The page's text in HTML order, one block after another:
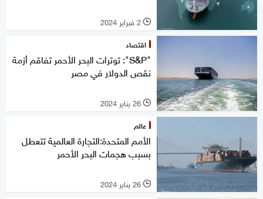
l 2 فبراير 2024
اقتصاد
"S&P": توترات البحر الأحمر تفاقم أزمة
نقص الدولار في مصر
l 26 يناير 2024
عالم
الأمم المتحدة:التجارة العالمية تتعطل
بسبب هجمات البحر الأحمر
l 26 يناير 2024